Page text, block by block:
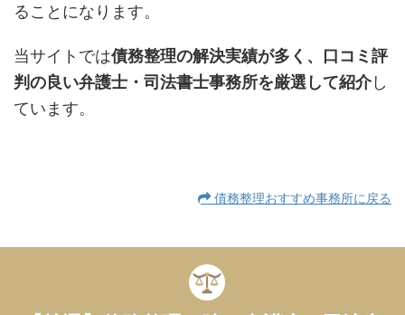
ることになります。
当サイトでは債務整理の解決実績が多く、口コミ評
判の良い弁護士・司法書士事務所を厳選して紹介し
ています。
債務整理おすすめ事務所に戻る